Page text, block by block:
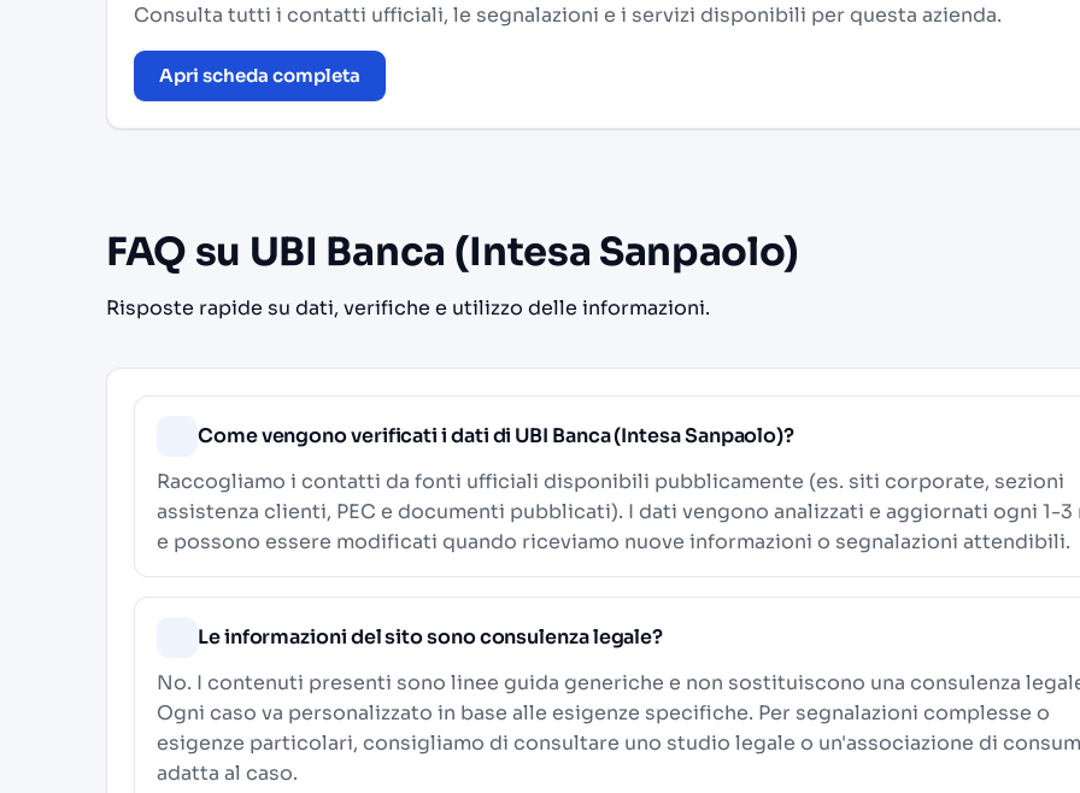
Consulta tutti i contatti ufficiali, le segnalazioni e i servizi disponibili per questa azienda.
Apri scheda completa
FAQ su UBI Banca (Intesa Sanpaolo)
Risposte rapide su dati, verifiche e utilizzo delle informazioni.
Come vengono verificati i dati di UBI Banca (Intesa Sanpaolo)?
Raccogliamo i contatti da fonti ufficiali disponibili pubblicamente (es. siti corporate, sezioni
assistenza clienti, PEC e documenti pubblicati). I dati vengono analizzati e aggiornati ogni 1-3
e possono essere modificati quando riceviamo nuove informazioni o segnalazioni attendibili.
Le informazioni del sito sono consulenza legale?
No. I contenuti presenti sono linee guida generiche e non sostituiscono una consulenza
Ogni caso va personalizzato in base alle esigenze specifiche. Per segnalazioni complesse o
esigenze particolari, consigliamo di consultare uno studio legale o un'associazione di
adatta al caso.